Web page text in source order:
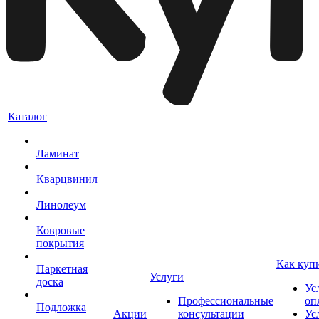
Каталог
Ламинат
Кварцвинил
Линолеум
Ковровые
покрытия
Паркетная
доска
Подложка
Акции
Услуги
Профессиональные
консультации
Как